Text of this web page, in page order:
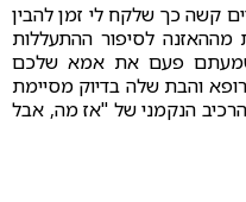
קשה כך שלקח לי זמן להבין
מההאזנה לסיפור ההתעללות
שמעתם פעם את אמא שלכם
והבת שלה בדיוק מסיימת
הנקמני של "אז מה, אבל